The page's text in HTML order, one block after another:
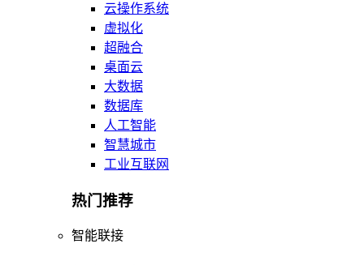
云操作系统
虚拟化
超融合
桌面云
大数据
数据库
人工智能
智慧城市
工业互联网
热门推荐
智能联接